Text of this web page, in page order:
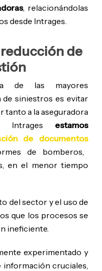
, relacionándolas
desde Intrages.
de
de las mayores
siniestros es evitar
tanto a la aseguradora
Intrages estamos
de documentos
de bomberos,
en el menor tiempo
del sector y el uso de
que los procesos se
ineficiente.
experimentado y
información cruciales,